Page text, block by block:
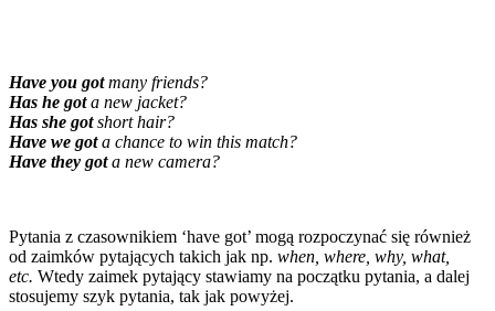
Have you gotmany friends?
Has he gota new jacket?
Has she gotshort hair?
Have we gota chance to win this match?
Have they gota new camera?
Pytania z czasownikiem ‘have got’ mogą rozpoczynać się również
od zaimków pytających takich jak np. when, where, why, what,
etc. Wtedy zaimek pytający stawiamy na początku pytania, a dalej
stosujemy szyk pytania, tak jak powyżej.